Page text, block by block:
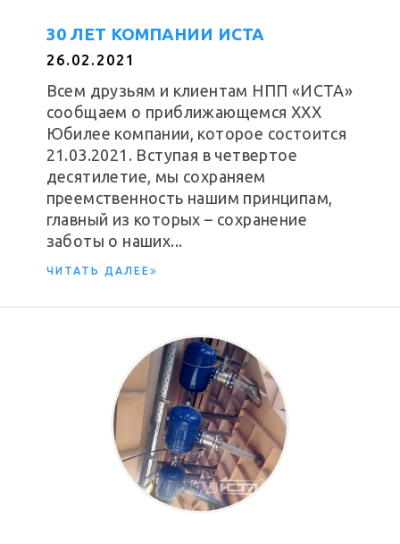
30 ЛЕТ КОМПАНИИ ИСТА
26.02.2021
Всем друзьям и клиентам НПП «ИСТА»
сообщаем о приближающемся XXX
Юбилее компании, которое состоится
21.03.2021. Вступая в четвертое
десятилетие, мы сохраняем
преемственность нашим принципам,
главный из которых – сохранение
заботы о наших...
ЧИТАТЬ ДАЛЕЕ